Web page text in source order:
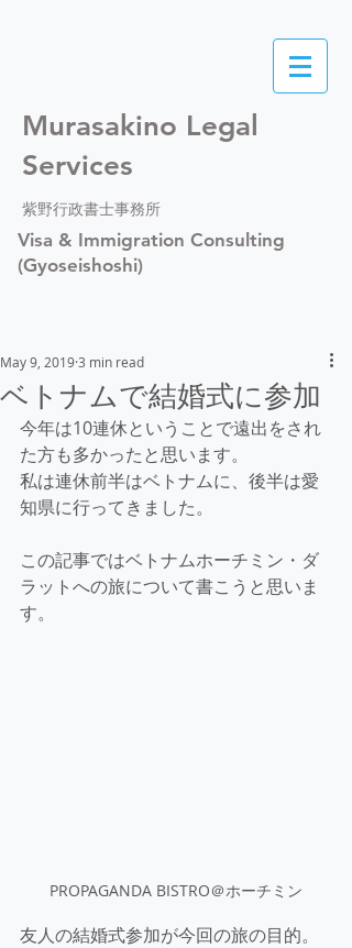
Murasakino Legal
Services
紫野行政書士事務所
Visa & Immigration Consulting
(Gyoseishoshi)
ベトナムで結婚式に参加
May 9, 20193 min read
今年は10連休ということで遠出をされ
た方も多かったと思います。
私は連休前半はベトナムに、後半は愛
知県に行ってきました。
この記事ではベトナムホーチミン・ダ
ラットへの旅について書こうと思いま
す。
PROPAGANDA BISTRO＠ホーチミン
友人の結婚式参加が今回の旅の目的。